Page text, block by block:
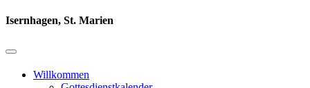
Isernhagen, St. Marien
Willkommen